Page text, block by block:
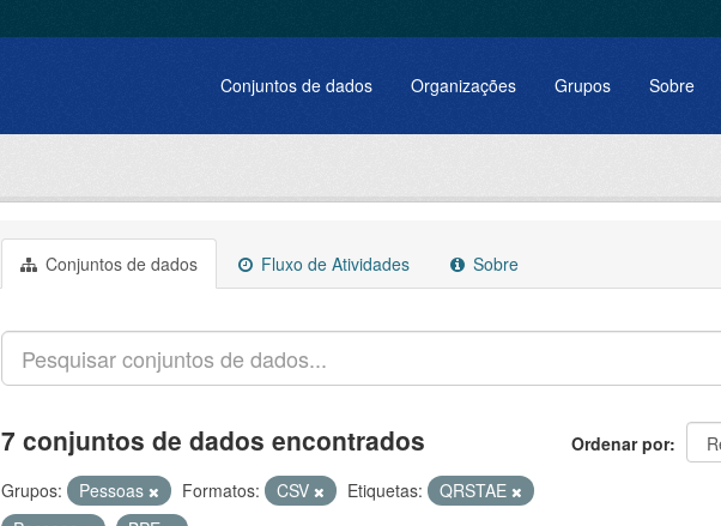
Conjuntos de dados Organizações Grupos Sobre
Conjuntos de dados Fluxo de Atividades Sobre
Ordenar por
7 conjuntos de dados encontrados
Grupos: Pessoas Formatos: CSV Etiquetas:
QRSTAE